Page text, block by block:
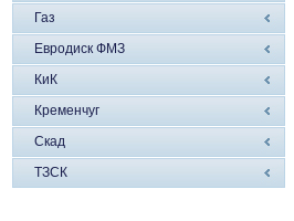
Газ
Евродиск ФМЗ
КиК
Кременчуг
Скад
ТЗСК